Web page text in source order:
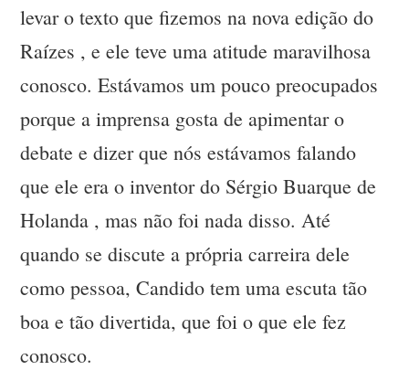
levar o texto que fizemos na nova edição do
Raízes , e ele teve uma atitude maravilhosa
conosco. Estávamos um pouco preocupados
porque a imprensa gosta de apimentar o
debate e dizer que nós estávamos falando
que ele era o inventor do Sérgio Buarque de
Holanda , mas não foi nada disso. Até
quando se discute a própria carreira dele
como pessoa, Candido tem uma escuta tão
boa e tão divertida, que foi o que ele fez
conosco.